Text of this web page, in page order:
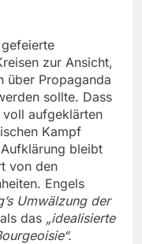
zur Ansicht,
über Propaganda
sollte. Dass
aufgeklärten
Kampf
bleibt
von den
Engels
Umwälzung der
das „idealisierte